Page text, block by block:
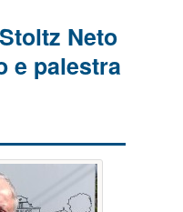
Neto
e palestra